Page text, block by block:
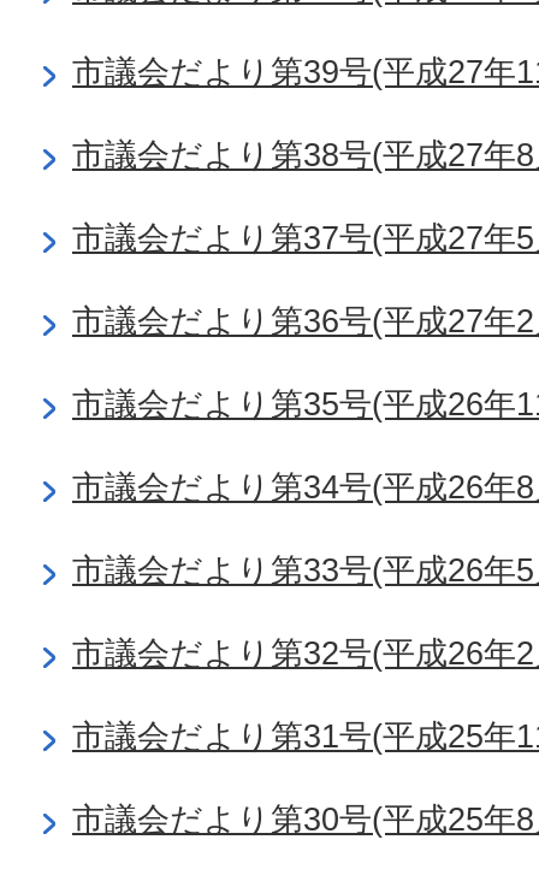
市議会だより第39号(平成27年
市議会だより第38号(平成27年
市議会だより第37号(平成27年
市議会だより第36号(平成27年
市議会だより第35号(平成26年
市議会だより第34号(平成26年
市議会だより第33号(平成26年
市議会だより第32号(平成26年
市議会だより第31号(平成25年
市議会だより第30号(平成25年